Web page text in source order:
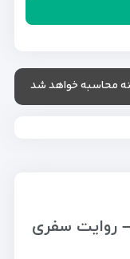
محاسبه خواهد شد
– روایت سفری